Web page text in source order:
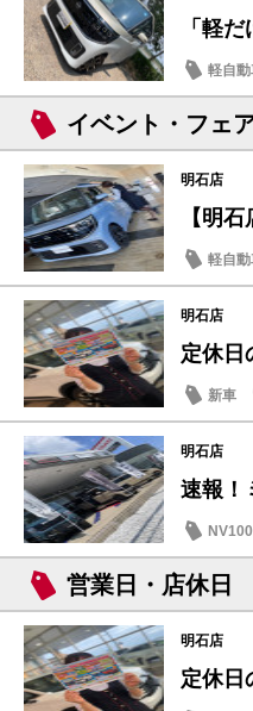
「軽
軽自
イベント・フェ
明石店
【明
軽自
明石店
定休日
新車
明石店
速報！
イベ
営業日・店休日
明石店
定休日